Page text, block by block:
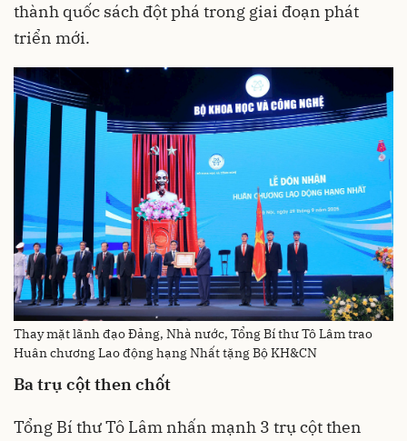
thành quốc sách đột phá trong giai đoạn phát
triển mới.
Thay mặt lãnh đạo Đảng, Nhà nước, Tổng Bí thư Tô Lâm trao
Huân chương Lao động hạng Nhất tặng Bộ KH&CN
Ba trụ cộtthen chốt
Tổng Bí thư Tô Lâm nhấn mạnh 3 trụ cột then